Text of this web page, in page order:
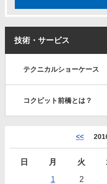
技術・サービス
テクニカルショーケース
コクピット前橋とは？
<<
日 月 火
1
2